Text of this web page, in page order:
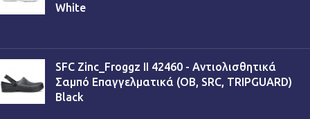
White
SFC Zinc_Froggz II 42460 - Αντιολισθητικά
Σαμπό Επαγγελματικά (OB, SRC, TRIPGUARD)
Black